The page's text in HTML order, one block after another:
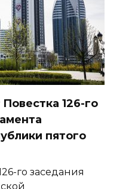
126-го
пятого
го заседания